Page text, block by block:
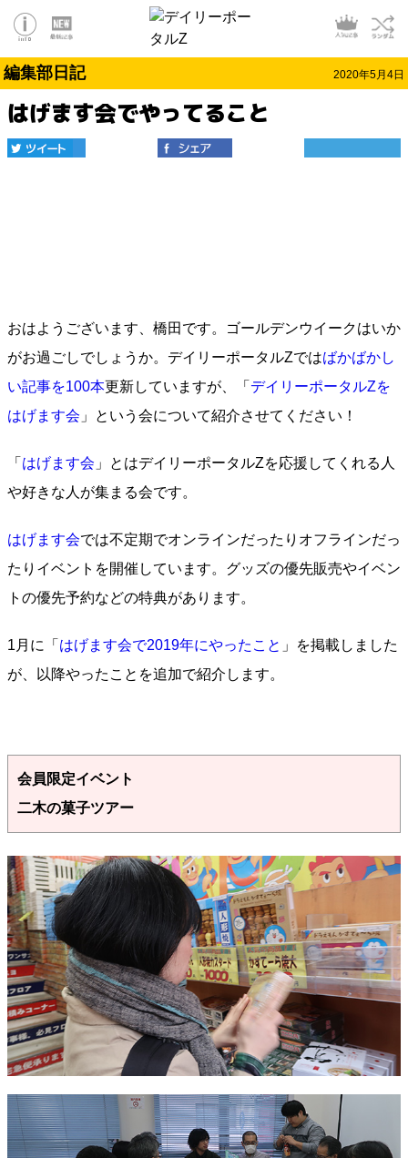
編集部日記 2020年5月4日
はげます会でやってること
おはようございます、橋田です。ゴールデンウイークはいか
がお過ごしでしょうか。デイリーポータルZではばかばかし
い記事を100本更新していますが、「 デイリーポータルZを
はげます会 」という会について紹介させてください！
「 はげます会 」とはデイリーポータルZを応援してくれる人
や好きな人が集まる会です。
はげます会では不定期でオンラインだったりオフラインだっ
たりイベントを開催しています。グッズの優先販売やイベン
トの優先予約などの特典があります。
1月に「 はげます会で2019年にやったこと 」を掲載しました
が、以降やったことを追加で紹介します。
会員限定イベント
二木の菓子ツアー